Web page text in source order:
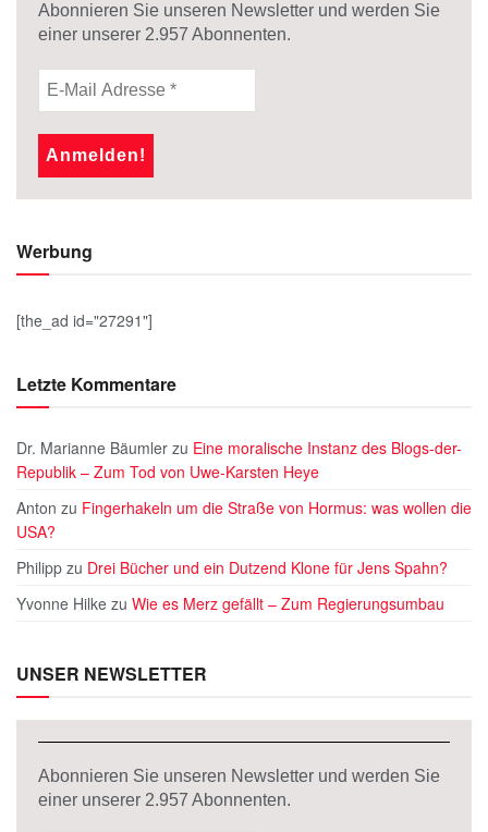
Abonnieren Sie unseren Newsletter und werden Sie
einer unserer 2.957 Abonnenten.
Werbung
[the_ad id="27291"]
Letzte Kommentare
Dr. Marianne Bäumler zu Eine moralische Instanz des Blogs-der-
Republik – Zum Tod von Uwe-Karsten Heye
Anton zu Fingerhakeln um die Straße von Hormus: was wollen die
USA?
Philipp zu Drei Bücher und ein Dutzend Klone für Jens Spahn?
Yvonne Hilke zu Wie es Merz gefällt – Zum Regierungsumbau
UNSER NEWSLETTER
Abonnieren Sie unseren Newsletter und werden Sie
einer unserer 2.957 Abonnenten.